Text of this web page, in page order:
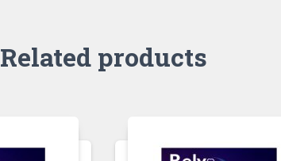
Related products